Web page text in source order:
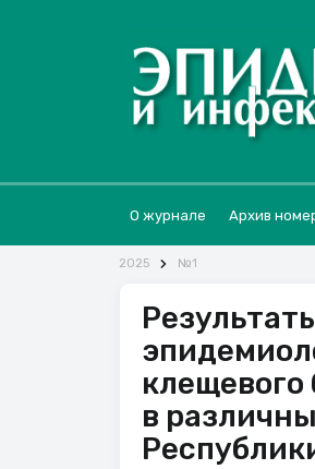
О журнале Архив
2025 №1
в